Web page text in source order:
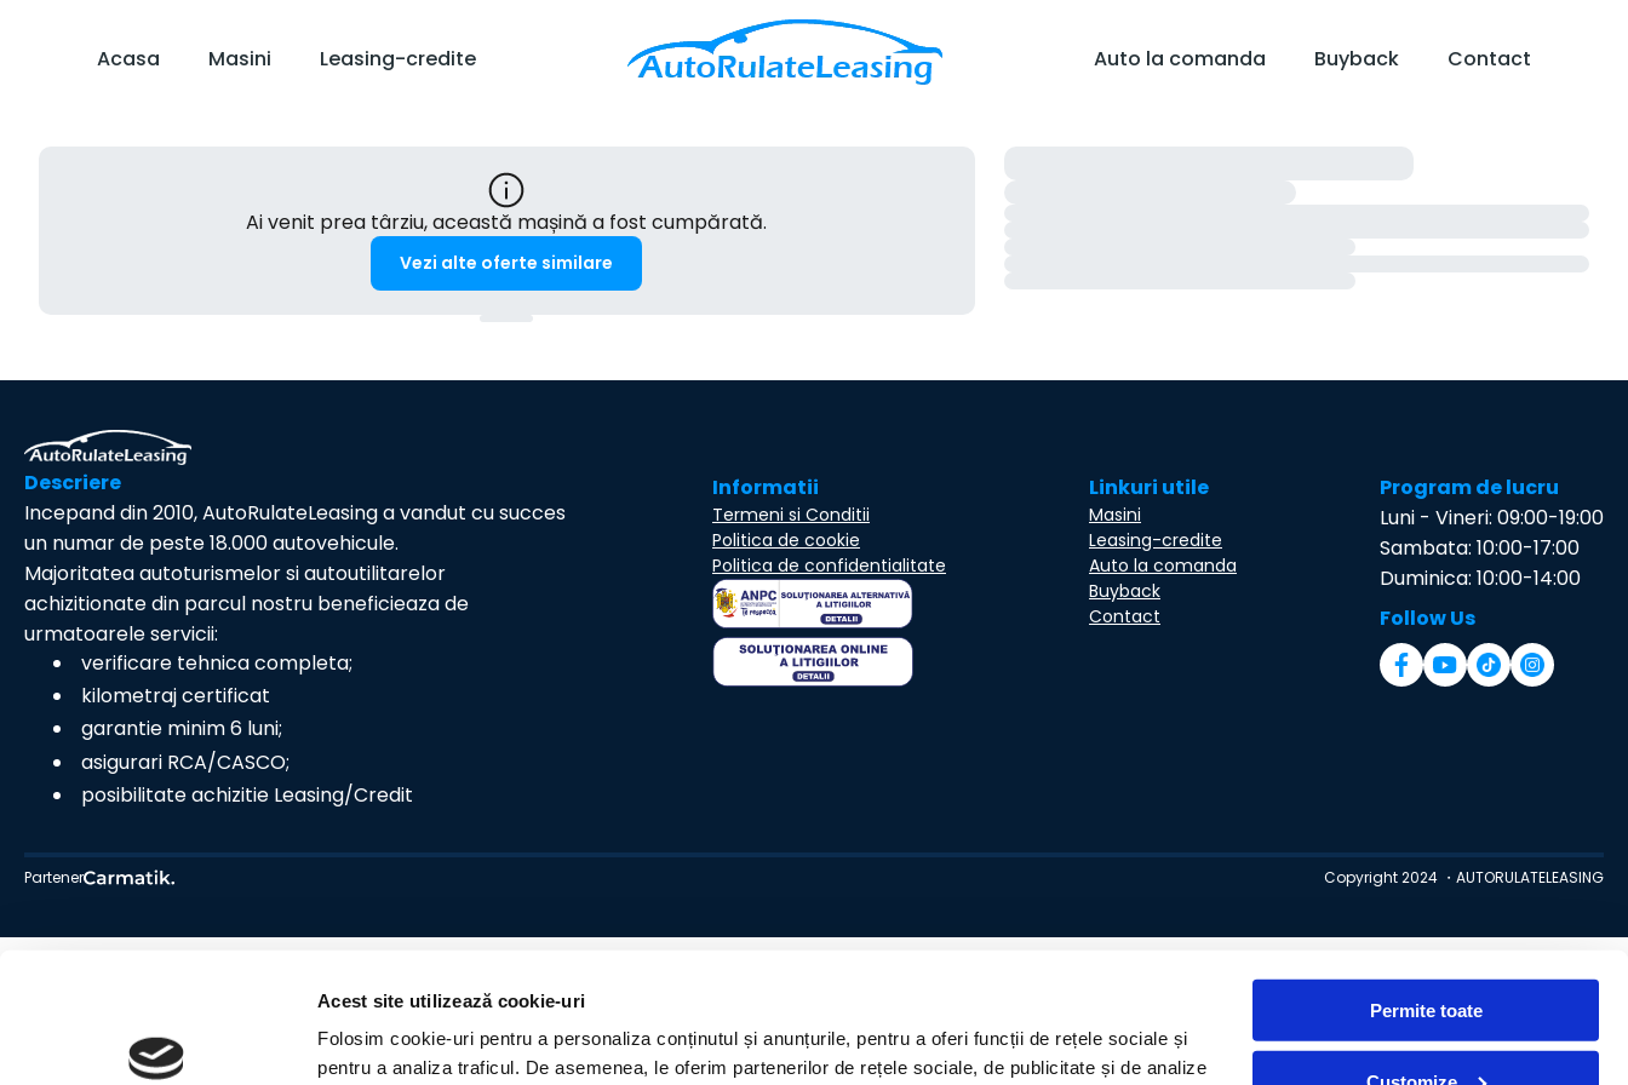
Acest site utilizează cookie-uri
Folosim cookie-uri pentru a personaliza conținutul și anunțurile, pentru a oferi funcții de rețele sociale și
pentru a analiza traficul. De asemenea, le oferim partenerilor de rețele sociale, de publicitate și de analize
Permite toate
Acasa Masini Leasing-credite Auto la comanda Buyback Contact
Ai venit prea târziu, această mașină a fost cumpărată.
Vezi alte oferte similare
Descriere
Incepand din 2010, AutoRulateLeasing a vandut cu succes
un numar de peste 18.000 autovehicule.
Majoritatea autoturismelor si autoutilitarelor
achizitionate din parcul nostru beneficieaza de
urmatoarele servicii:
verificare tehnica completa;
kilometraj certificat
garantie minim 6 luni;
asigurari RCA/CASCO;
posibilitate achizitie Leasing/Credit
Informatii
Termeni si Conditii
Politica de cookie
Politica de confidentialitate
Linkuri utile
Masini
Leasing-credite
Auto la comanda
Buyback
Contact
Program de lucru
Luni - Vineri: 09:00-19:00
Sambata: 10:00-17:00
Duminica: 10:00-14:00
Follow Us
Partener Copyright 2024 ・AUTORULATELEASING